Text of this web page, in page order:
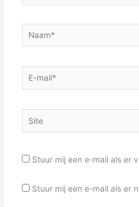
Naam*
E-
mail*
Site
Stuur mij een e-mail als er
Stuur mij een e-mail als er